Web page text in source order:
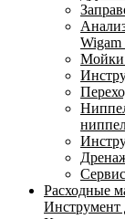
Мойки
Расходные
Инструмент